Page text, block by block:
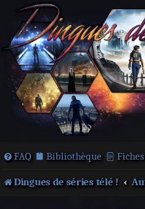
FAQ Bibliothèque Fiches
Dingues de séries télé !